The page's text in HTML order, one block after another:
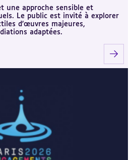
une approche sensible et
Le public est invité à explorer
d’œuvres majeures,
adaptées.